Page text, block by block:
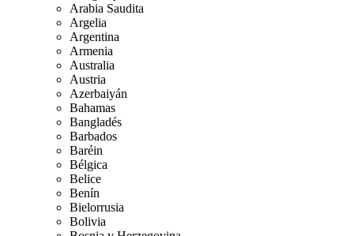
Arabia Saudita
Argelia
Argentina
Armenia
Australia
Austria
Azerbaiyán
Bahamas
Bangladés
Barbados
Baréin
Bélgica
Belice
Benín
Bielorrusia
Bolivia